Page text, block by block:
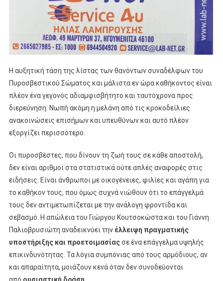
Η αυξητική τάση της λίστας των θανόντων συναδέλφων του
Πυροσβεστικού Σώματος και μάλιστα εν ώρα καθήκοντος είναι
πλέον ένα γεγονός αδιαμφισβήτητο και ταυτόχρονα προς
διερεύνηση. Νωπή ακόμη η μελάνη από τις κροκοδείλιες
ανακοινώσεις επισήμων και υπευθύνων και αυτό πλέον
εξοργίζει περισσότερο.
Οι πυροσβέστες, που δίνουν τη ζωή τους σε κάθε αποστολή,
δεν είναι αριθμοί στα στατιστικά ούτε απλές αναφορές στις
ειδήσεις. Είναι άνθρωποι με οικογένειες, φιλίες και αγάπη για
το καθήκον τους, που όμως συχνά νιώθουν ότι το επάγγελμά
τους δεν αντιμετωπίζεται με την ανάλογη φροντίδα και
σεβασμό. Η απώλεια του Γιώργου Κουτσοκώστα και του Γιάννη
Παλιοβρυσιώτη αναδεικνύει την έλλειψη πραγματικής
υποστήριξης και προετοιμασίαςσε ένα επάγγελμα υψηλής
επικινδυνότητας. Τα λόγια συμπόνιας από τους αρμόδιους, αν
και απαραίτητα, μοιάζουν κενά όταν δεν συνοδεύονται